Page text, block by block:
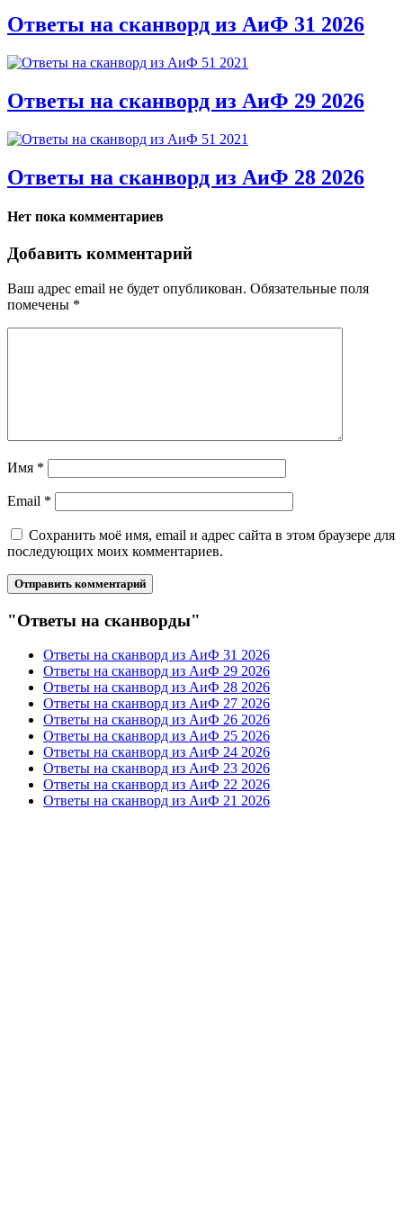
Ответы на сканворд из АиФ 31 2026
Ответы на сканворд из АиФ 29 2026
Ответы на сканворд из АиФ 28 2026
Нет пока комментариев
Добавить комментарий
Ваш адрес email не будет опубликован. Обязательные поля
помечены *
Имя *
Email *
Сохранить моё имя, email и адрес сайта в этом браузере для
последующих моих комментариев.
"Ответы на сканворды"
Ответы на сканворд из АиФ 31 2026
Ответы на сканворд из АиФ 29 2026
Ответы на сканворд из АиФ 28 2026
Ответы на сканворд из АиФ 27 2026
Ответы на сканворд из АиФ 26 2026
Ответы на сканворд из АиФ 25 2026
Ответы на сканворд из АиФ 24 2026
Ответы на сканворд из АиФ 23 2026
Ответы на сканворд из АиФ 22 2026
Ответы на сканворд из АиФ 21 2026